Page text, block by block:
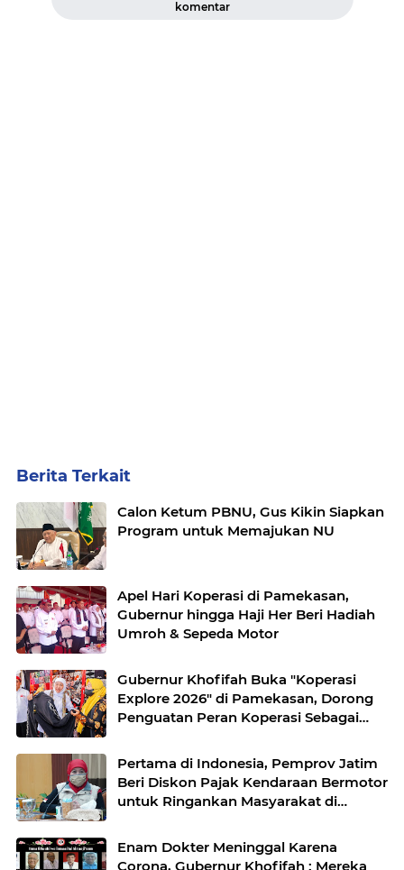
komentar
Berita Terkait
Calon Ketum PBNU, Gus Kikin Siapkan
Program untuk Memajukan NU
Apel Hari Koperasi di Pamekasan,
Gubernur hingga Haji Her Beri Hadiah
Umroh & Sepeda Motor
Gubernur Khofifah Buka "Koperasi
Explore 2026" di Pamekasan, Dorong
Penguatan Peran Koperasi Sebagai
Sekaligus Perluas Akses Promosi
Pelaku UMKM
Pertama di Indonesia, Pemprov Jatim
Beri Diskon Pajak Kendaraan Bermotor
untuk Ringankan Masyarakat di
Enam Dokter Meninggal Karena
Corona, Gubernur Khofifah : Mereka